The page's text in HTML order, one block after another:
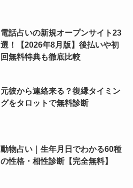
電話占いの新規オープンサイト23
選！【2026年8月版】後払いや初
回無料特典も徹底比較
元彼から連絡来る？復縁タイミン
グをタロットで無料診断
動物占い｜生年月日でわかる60種
の性格・相性診断【完全無料】